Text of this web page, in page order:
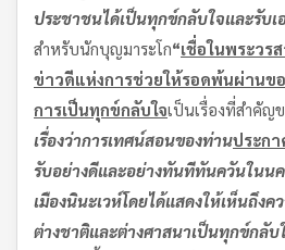
ประชาชนได้เป็นทุกข์กลับใจและรับเ
สำหรับนักบุญมาระโก“เชื่อในพระวร
ข่าวดีแห่งการช่วยให้รอดพ้นผ่านขอ
การเป็นทุกข์กลับใจเป็นเรื่องที่สำคั
เรื่องว่าการเทศน์สอนของท่านประก
รับอย่างดีและอย่างทันทีทันควันในน
เมืองนินะเวห์โดยได้แสดงให้เห็นถึง
ต่างชาติและต่างศาสนาเป็นทุกข์กลับ